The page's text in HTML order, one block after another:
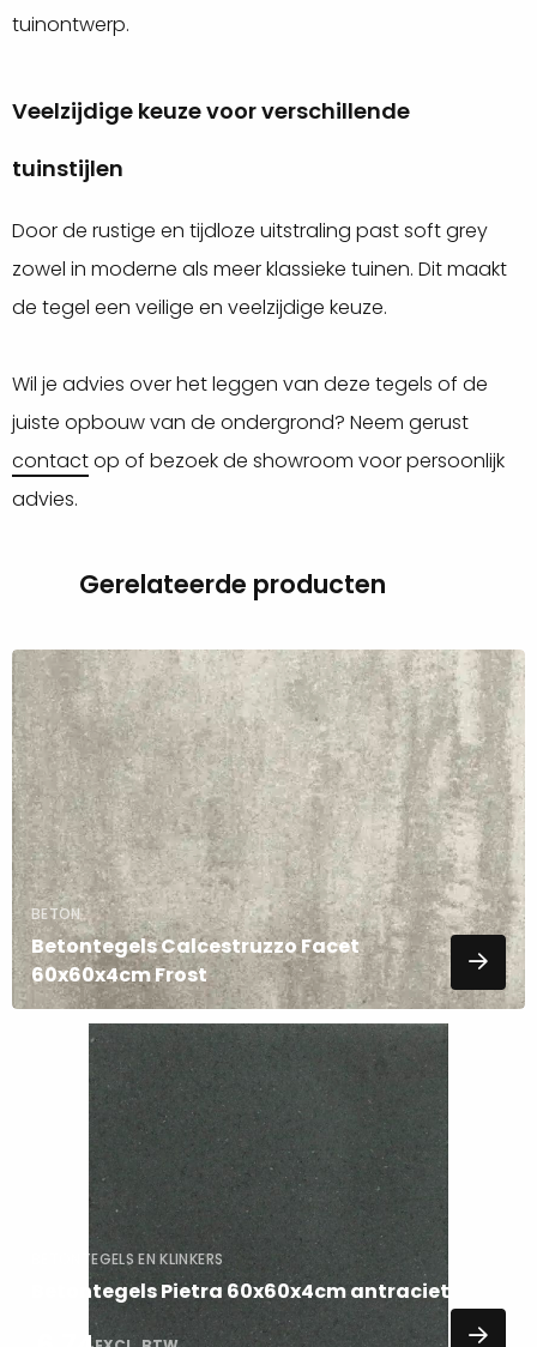
tuinontwerp.
Veelzijdige keuze voor verschillende
tuinstijlen
Door de rustige en tijdloze uitstraling past soft grey
zowel in moderne als meer klassieke tuinen. Dit maakt
de tegel een veilige en veelzijdige keuze.
Wil je advies over het leggen van deze tegels of de
juiste opbouw van de ondergrond? Neem gerust
contactop of bezoek de showroom voor persoonlijk
advies.
Gerelateerde producten
BETON
Betontegels Calcestruzzo Facet
60x60x4cm Frost
Lees
meer
over
BETONTEGELS EN KLINKERS
Betontegels Pietra 60x60x4cm antraciet